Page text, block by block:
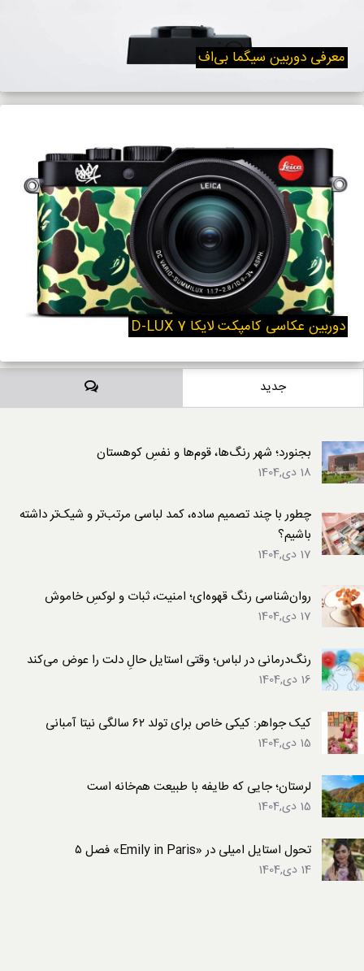
معرفی دوربین سیگما بی‌اف
دوربین عکاسی کامپکت لایکا D-LUX 7
جدید دیدگاه‌ها
بجنورد؛ شهر رنگ‌ها، قوم‌ها و نفسِ کوهستان
18 دی,1404
چطور با چند تصمیم ساده، کمد لباسی مرتب‌تر و شیک‌تر داشته
باشیم؟
17 دی,1404
روان‌شناسی رنگ قهوه‌ای؛ امنیت، ثبات و لوکسِ خاموش
17 دی,1404
رنگ‌درمانی در لباس؛ وقتی استایل حالِ دلت را عوض می‌کند
16 دی,1404
کیک جواهر: کیکی خاص برای تولد ۶۲ سالگی نیتا آمبانی
15 دی,1404
لرستان؛ جایی که طایفه با طبیعت هم‌خانه است
15 دی,1404
تحول استایل امیلی در «Emily in Paris» فصل ۵
14 دی,1404